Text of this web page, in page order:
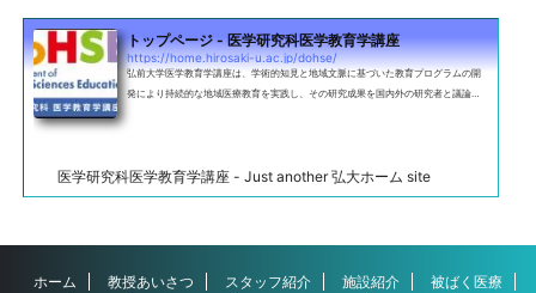
トップページ - 医学研究科医学教育学講座
https://home.hirosaki-u.ac.jp/dohse/
弘前大学医学教育学講座は、学術的知見と地域文脈に基づいた教育プログラムの開
発により持続的な地域医療教育を実践し、その研究成果を国内外の研究者と議論す
医学研究科医学教育学講座 - Just another 弘大ホーム site
ホーム 教授あいさつ スタッフ紹介 施設紹介
被ばく医療